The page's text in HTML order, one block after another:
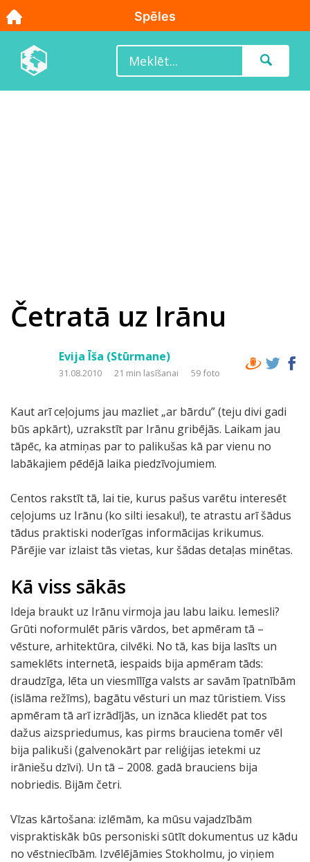
Četratā uz Irānu
Evija Īša (Stūrmane)
31.08.2010 21 min lasīšanai 59 foto
Kaut arī ceļojums jau mazliet „ar bārdu” (teju divi gadi
būs apkārt), uzrakstīt par Irānu gribējās. Laikam jau
tāpēc, ka atmiņas par to palikušas kā par vienu no
labākajiem pēdējā laika piedzīvojumiem.
Centos rakstīt tā, lai tie, kurus pašus varētu interesēt
ceļojums uz Irānu (ko silti iesaku!), te atrastu arī šādus
tādus praktiski noderīgas informācijas krikumus.
Pārējie var izlaist tās vietas, kur šādas detaļas minētas.
Kā viss sākās
Ideja braukt uz Irānu virmoja jau labu laiku. Iemesli?
Grūti noformulēt pāris vārdos, bet apmēram tā –
vēsture, arhitektūra, cilvēki. No tā, kas bija lasīts un
sameklēts internetā, iespaids bija apmēram tāds:
draudzīga, lēta un viesmīlīga valsts ar savām īpatnībām
(islāma režīms), bagātu vēsturi un maz tūristiem. Viss
apmēram tā arī izrādījās, un iznāca kliedēt pat tos
dažus aizspriedumus, kas pirms brauciena tomēr vēl
bija palikuši (galvenokārt par reliģijas ietekmi uz
irāniešu dzīvi). Un tā – 2008. gadā brauciens bija
nobriedis. Bijām četri.
Vīzas kārtošana: izlēmām, ka mūsu vajadzībām
vispraktiskāk būs personiski sūtīt dokumentus uz kādu
no vēstniecībām. Izvēlējāmies Stokholmu, jo viņiem